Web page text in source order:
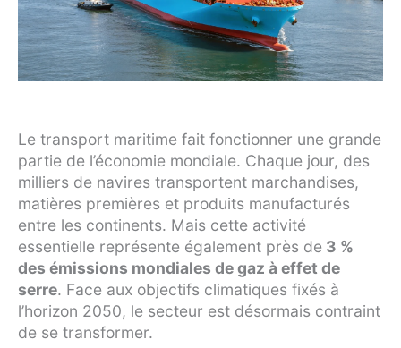
Le transport maritime fait fonctionner une grande
partie de l’économie mondiale. Chaque jour, des
milliers de navires transportent marchandises,
matières premières et produits manufacturés
entre les continents. Mais cette activité
essentielle représente également près de 3 %
des émissions mondiales de gaz à effet de
serre. Face aux objectifs climatiques fixés à
l’horizon 2050, le secteur est désormais contraint
de se transformer.